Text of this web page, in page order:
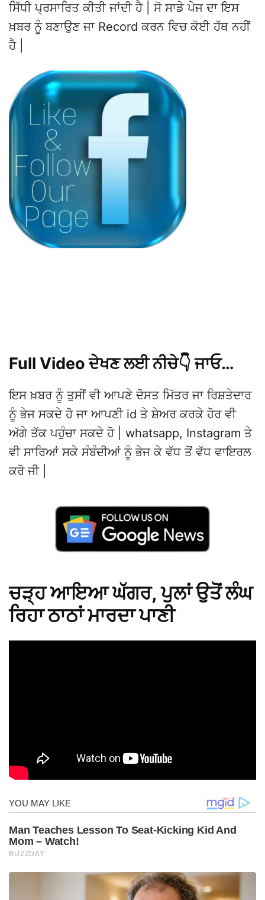
ਸਿੱਧੀ ਪ੍ਰਸਾਰਿਤ ਕੀਤੀ ਜਾਂਦੀ ਹੈ | ਸੋ ਸਾਡੇ ਪੇਜ ਦਾ ਇਸ
ਖ਼ਬਰ ਨੂੰ ਬਣਾਉਣ ਜਾ Record ਕਰਨ ਵਿਚ ਕੋਈ ਹੱਥ ਨਹੀਂ
ਹੈ |
Full Video ਦੇਖਣ ਲਈ ਨੀਚੇ👇 ਜਾਓ…
ਇਸ ਖ਼ਬਰ ਨੂੰ ਤੁਸੀਂ ਵੀ ਆਪਣੇ ਦੋਸਤ ਮਿੱਤਰ ਜਾ ਰਿਸ਼ਤੇਦਾਰ
ਨੂੰ ਭੇਜ ਸਕਦੇ ਹੋ ਜਾ ਆਪਣੀ id ਤੇ ਸ਼ੇਅਰ ਕਰਕੇ ਹੋਰ ਵੀ
ਅੱਗੇ ਤੱਕ ਪਹੁੰਚਾ ਸਕਦੇ ਹੋ | whatsapp, Instagram ਤੇ
ਵੀ ਸਾਰਿਆਂ ਸਕੇ ਸੰਬੰਦੀਆਂ ਨੂੰ ਭੇਜ ਕੇ ਵੱਧ ਤੋਂ ਵੱਧ ਵਾਇਰਲ
ਕਰੋ ਜੀ |
ਚੜ੍ਹ ਆਇਆ ਘੱਗਰ, ਪੁਲਾਂ ਉਤੋਂ ਲੰਘ
ਰਿਹਾ ਠਾਠਾਂ ਮਾਰਦਾ ਪਾਣੀ